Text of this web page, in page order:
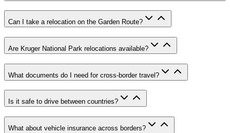
Can I take a relocation on the Garden Route?
Are Kruger National Park relocations available?
What documents do I need for cross-border travel?
Is it safe to drive between countries?
What about vehicle insurance across borders?